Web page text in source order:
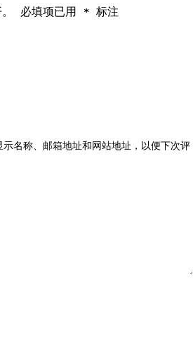
必填项已用 * 标注
名称、邮箱地址和网站地址，以便下次评